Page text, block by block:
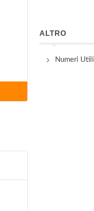
ALTRO
Numeri Utili